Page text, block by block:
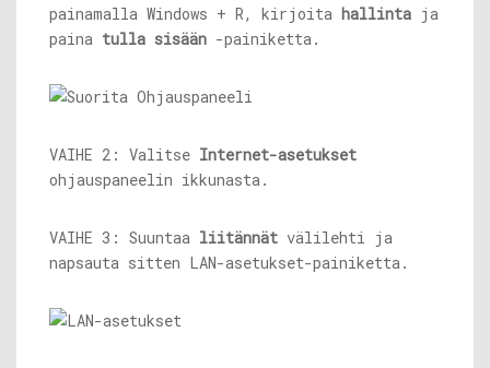
painamalla Windows + R, kirjoita hallinta ja
paina tulla sisään -painiketta.
VAIHE 2: Valitse Internet-asetukset
ohjauspaneelin ikkunasta.
VAIHE 3: Suuntaa liitännät välilehti ja
napsauta sitten LAN-asetukset-painiketta.